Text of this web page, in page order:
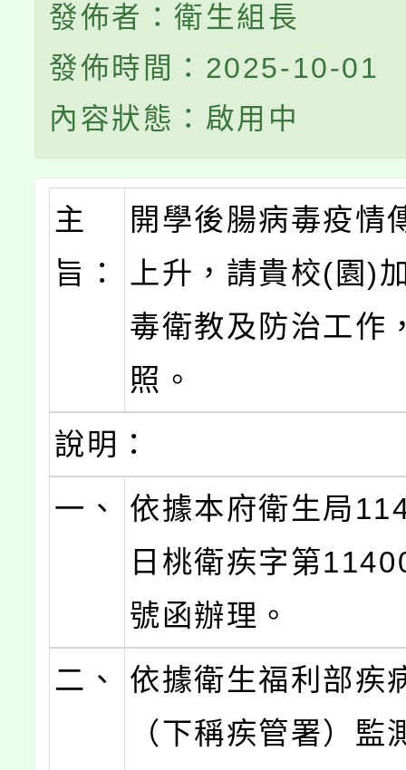
發佈者：衛生組長
發佈時間：2025-10-01
內容狀態：啟用中
主
旨：
開學後腸病毒疫情
上升，請貴校(園)
毒衛教及防治工作
照。
說明：
一、
依據本府衛生局
日桃衛疾字第
號函辦理。
二、
依據衛生福利部疾
（下稱疾管署）監